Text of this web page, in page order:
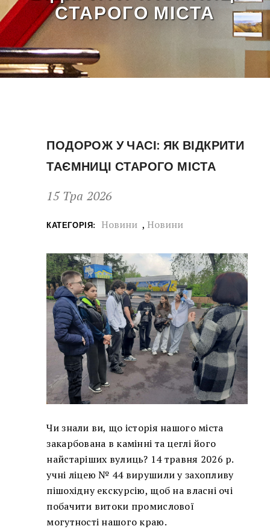
СТАРОГО МІСТА
ПОДОРОЖ У ЧАСІ: ЯК ВІДКРИТИ
ТАЄМНИЦІ СТАРОГО МІСТА
15 Тра 2026
КАТЕГОРІЯ: Новини , Новини
Чи знали ви, що історія нашого міста
закарбована в камінні та цеглі його
найстаріших вулиць? 14 травня 2026 р.
учні ліцею № 44 вирушили у захопливу
пішохідну екскурсію, щоб на власні очі
побачити витоки промислової
могутності нашого краю.